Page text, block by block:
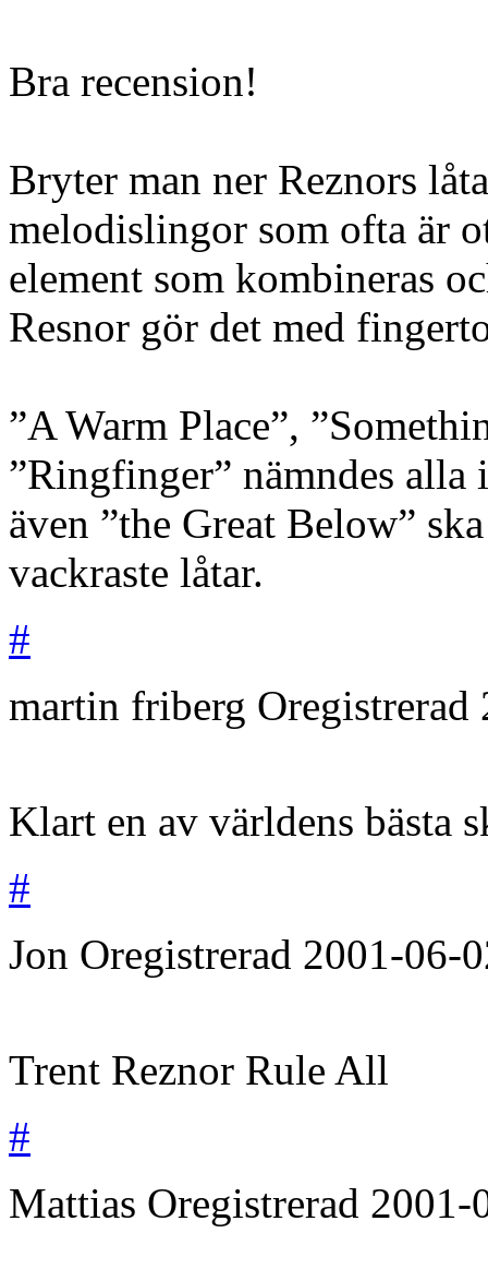
Bra recension!
Bryter man ner Reznors
melodislingor som ofta är
element som kombineras
Resnor gör det med
”A Warm Place”,
”Ringfinger” nämndes alla
även ”the Great Below”
vackraste låtar.
#
martin friberg Oregistrerad
Klart en av världens bästa
#
Jon Oregistrerad 2001-06-
Trent Reznor Rule All
#
Mattias Oregistrerad 2001-